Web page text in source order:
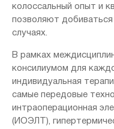
колоссальный опыт и
позволяют
случаях.
В рамках
консилиумом для
индивидуальная
самые передовые
интраоперационная
(ИОЭЛТ),